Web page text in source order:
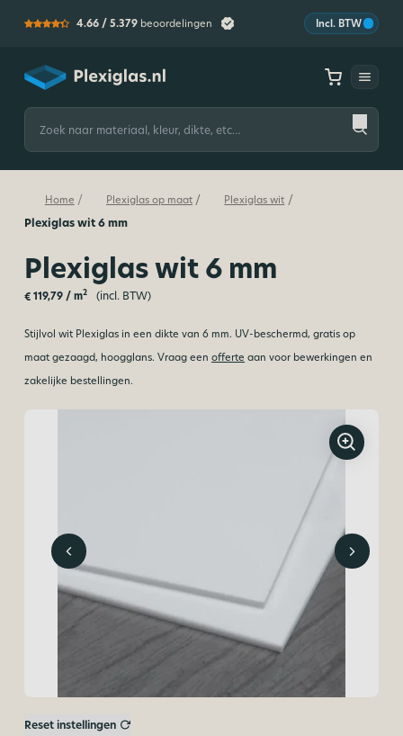
4.66 / 5.379 beoordelingen Incl. BTW
Plexiglas
Zoeken
naar:
Home / Plexiglas op maat / Plexiglas wit /
Plexiglas wit 6 mm
Plexiglas wit 6 mm
€119,79/ m2 (incl. BTW)
Stijlvol wit Plexiglas in een dikte van 6 mm. UV-beschermd, gratis op
maat gezaagd, hoogglans. Vraag eenofferte aan voor bewerkingen en
zakelijke bestellingen.
Reset instellingen